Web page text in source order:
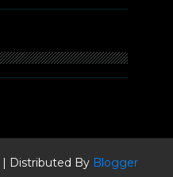
| Distributed By Blogger